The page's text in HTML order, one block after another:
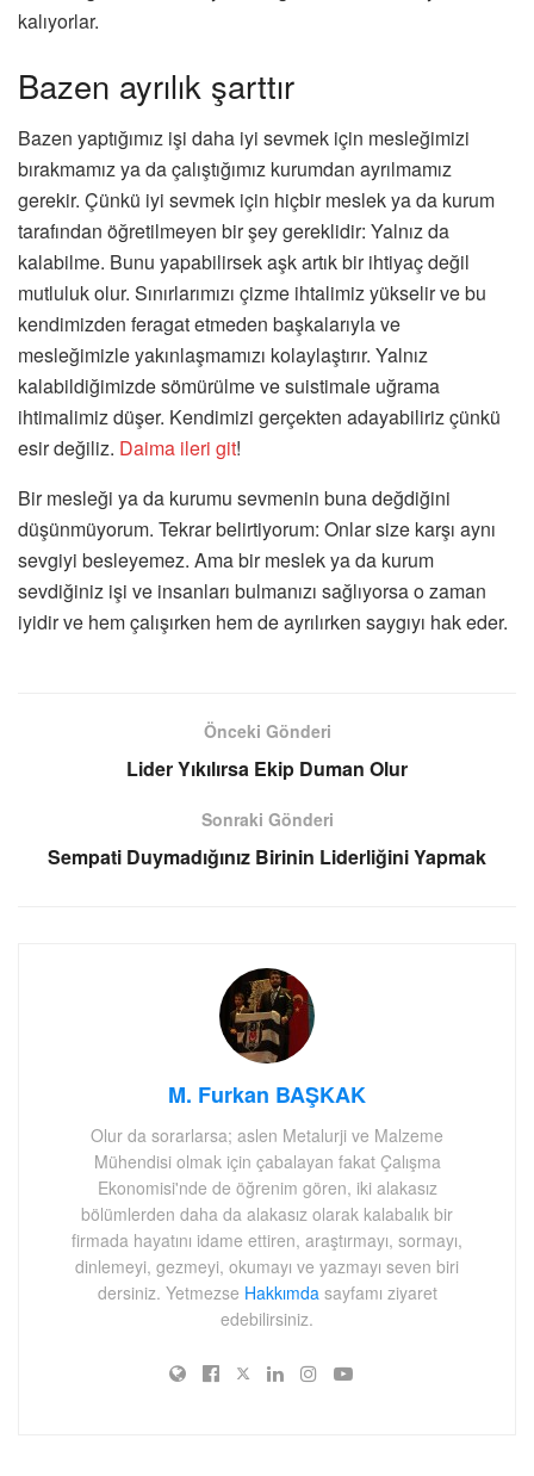
kalıyorlar.
Bazen ayrılık şarttır
Bazen yaptığımız işi daha iyi sevmek için mesleğimizi
bırakmamız ya da çalıştığımız kurumdan ayrılmamız
gerekir. Çünkü iyi sevmek için hiçbir meslek ya da kurum
tarafından öğretilmeyen bir şey gereklidir: Yalnız da
kalabilme. Bunu yapabilirsek aşk artık bir ihtiyaç değil
mutluluk olur. Sınırlarımızı çizme ihtalimiz yükselir ve bu
kendimizden feragat etmeden başkalarıyla ve
mesleğimizle yakınlaşmamızı kolaylaştırır. Yalnız
kalabildiğimizde sömürülme ve suistimale uğrama
ihtimalimiz düşer. Kendimizi gerçekten adayabiliriz çünkü
esir değiliz. Daima ileri git!
Bir mesleği ya da kurumu sevmenin buna değdiğini
düşünmüyorum. Tekrar belirtiyorum: Onlar size karşı aynı
sevgiyi besleyemez. Ama bir meslek ya da kurum
sevdiğiniz işi ve insanları bulmanızı sağlıyorsa o zaman
iyidir ve hem çalışırken hem de ayrılırken saygıyı hak eder.
Önceki Gönderi
Lider Yıkılırsa Ekip Duman Olur
Sonraki Gönderi
Sempati Duymadığınız Birinin Liderliğini Yapmak
M. Furkan BAŞKAK
Olur da sorarlarsa; aslen Metalurji ve Malzeme
Mühendisi olmak için çabalayan fakat Çalışma
Ekonomisi'nde de öğrenim gören, iki alakasız
bölümlerden daha da alakasız olarak kalabalık bir
firmada hayatını idame ettiren, araştırmayı, sormayı,
dinlemeyi, gezmeyi, okumayı ve yazmayı seven biri
dersiniz. Yetmezse Hakkımdasayfamı ziyaret
edebilirsiniz.